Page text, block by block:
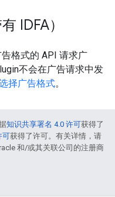
IDFA）
格式的 API 请求广
不会在广告请求中发
择广告格式。
知识共享署名 4.0 许可获得了
可获得了许可。有关详情，请
和/或其关联公司的注册商